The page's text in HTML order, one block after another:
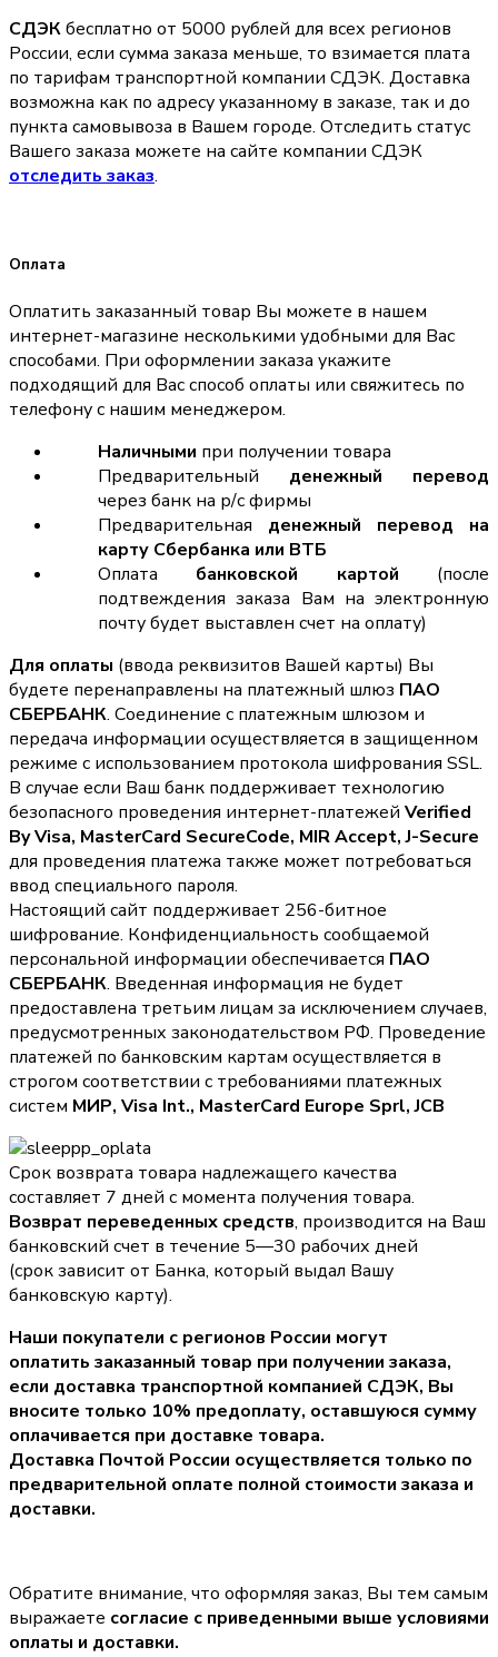
СДЭКбесплатно от 5000 рублей для всех регионов
России, если сумма заказа меньше, то взимается плата
по тарифам транспортной компании СДЭК. Доставка
возможна как по адресу указанному в заказе, так и до
пункта самовывоза в Вашем городе. Отследить статус
Вашего заказа можете на сайте компании СДЭК
отследить заказ.
Оплата
Оплатить заказанный товар Вы можете в нашем
интернет-магазине несколькими удобными для Вас
способами. При оформлении заказа укажите
подходящий для Вас способ оплаты или свяжитесь по
телефону с нашим менеджером.
Наличными при получении товара
Предварительный денежный перевод
через банк на р/с фирмы
Предварительная денежный перевод на
карту Сбербанка или ВТБ
Оплата банковской картой (после
подтвеждения заказа Вам на электронную
почту будет выставлен счет на оплату)
Для оплаты (ввода реквизитов Вашей карты) Вы
будете перенаправлены на платежный шлюз ПАО
СБЕРБАНК. Соединение с платежным шлюзом и
передача информации осуществляется в защищенном
режиме с использованием протокола шифрования SSL.
В случае если Ваш банк поддерживает технологию
безопасного проведения интернет-платежей Verified
By Visa, MasterCard SecureCode, MIR Accept, J-Secure
для проведения платежа также может потребоваться
ввод специального пароля.
Настоящий сайт поддерживает 256-битное
шифрование. Конфиденциальность сообщаемой
персональной информации обеспечивается ПАО
СБЕРБАНК. Введенная информация не будет
предоставлена третьим лицам за исключением случаев,
предусмотренных законодательством РФ. Проведение
платежей по банковским картам осуществляется в
строгом соответствии с требованиями платежных
систем МИР, Visa Int., MasterCard Europe Sprl, JCB
Срок возврата товара надлежащего качества
составляет 7 дней с момента получения товара.
Возврат переведенных средств, производится на Ваш
банковский счет в течение 5—30 рабочих дней
(срок зависит от Банка, который выдал Вашу
банковскую карту).
Наши покупатели с регионов России могут
оплатить заказанный товар при получении заказа,
если доставка транспортной компанией СДЭК, Вы
вносите только 10% предоплату, оставшуюся сумму
оплачивается при доставке товара.
Доставка Почтой России осуществляется только по
предварительной оплате полной стоимости заказа и
доставки.
Обратите внимание, что оформляя заказ, Вы тем самым
выражаете согласие с приведенными выше условиями
оплаты и доставки.